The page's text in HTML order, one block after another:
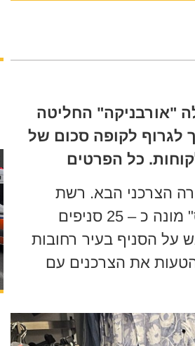
"אורבניקה" החליטה
לגרוף לקופה סכום של
כל הפרטים
הצרכני הבא. רשת
האופנה האהובה "אורבניקה" חברת הבת של רשת "הודיס" מונה כ – 25 סניפים
על הסניף בעיר רחובות
את הצרכנים עם